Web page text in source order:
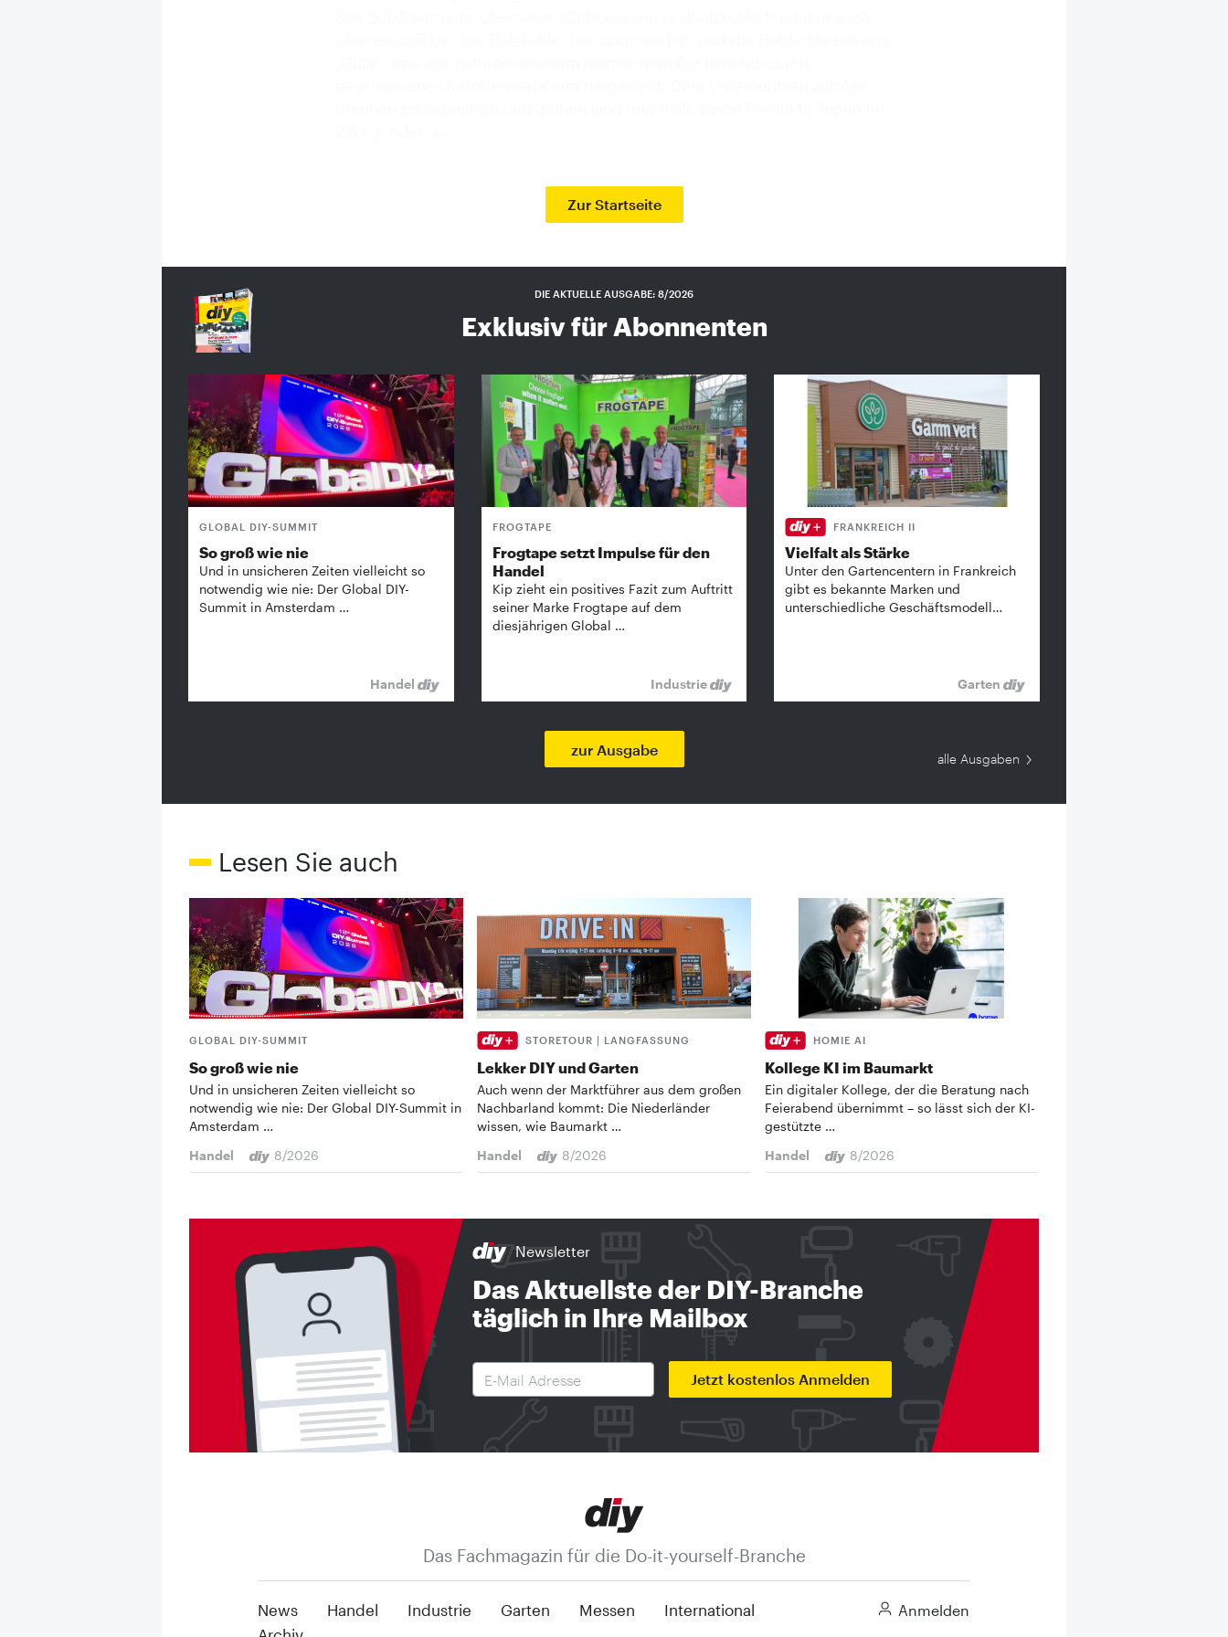
Zur Startseite
DIE AKTUELLE AUSGABE: 8/2026
Exklusiv für Abonnenten
GLOBAL DIY-SUMMIT
So groß wie nie
Und in unsicheren Zeiten vielleicht so
notwendig wie nie: Der Global DIY-
Summit in Amsterdam …
Handel
FROGTAPE
Frogtape setzt Impulse für den
Handel
Kip zieht ein positives Fazit zum Auftritt
seiner Marke Frogtape auf dem
diesjährigen Global …
Industrie
FRANKREICH II
Vielfalt als Stärke
Unter den Gartencentern in Frankreich
gibt es bekannte ­Marken und
unterschiedliche Geschäftsmodell…
Garten
zur Ausgabe
alle Ausgaben
Lesen Sie auch
GLOBAL DIY-SUMMIT
So groß wie nie
Und in unsicheren Zeiten vielleicht so
notwendig wie nie: Der Global DIY-Summit in
Amsterdam …
Handel
8/2026
STORETOUR | LANGFASSUNG
Lekker DIY und Garten
Auch wenn der Marktführer aus dem großen
Nachbarland kommt: Die Niederländer
wissen, wie Baumarkt …
Handel
8/2026
HOMIE AI
Kollege KI im Baumarkt
Ein digitaler Kollege, der die Beratung nach
Feierabend übernimmt – so lässt sich der KI-
gestützte …
Handel
8/2026
Newsletter
Das Aktuellste der DIY-Branche
täglich in Ihre Mailbox
Jetzt kostenlos Anmelden
Das Fachmagazin für die Do-it-yourself-Branche
News Handel Industrie Garten Messen
International
Anmelden